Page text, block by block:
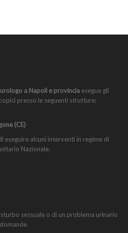
a Napoli e provincia esegue gli
presso le seguenti strutture:
(CE)
eseguire alcuni interventi in regime di
Nazionale.
sessuale o di un problema urinario